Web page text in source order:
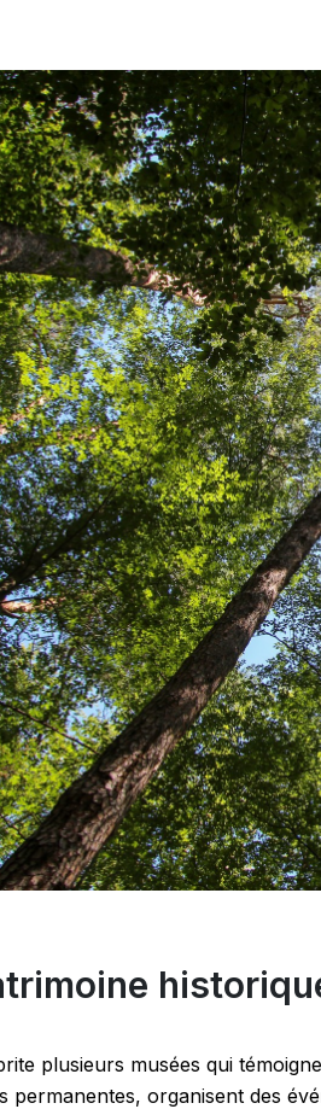
plusieurs musées qui
permanentes, organisent des